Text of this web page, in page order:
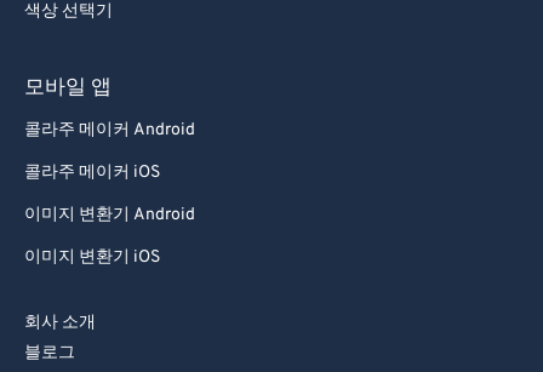
색상 선택기
모바일 앱
콜라주 메이커 Android
콜라주 메이커 iOS
이미지 변환기 Android
이미지 변환기 iOS
회사 소개
블로그